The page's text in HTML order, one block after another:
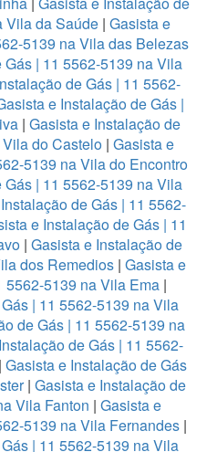
Vila da Saúde | Gasista e
5139 na Vila das Belezas
| 11 5562-5139 na Vila
de Gás | 11 5562-
e Instalação de Gás |
| Gasista e Instalação de
do Castelo | Gasista e
5139 na Vila do Encontro
| 11 5562-5139 na Vila
de Gás | 11 5562-
e Instalação de Gás | 11
| Gasista e Instalação de
dos Remedios | Gasista e
5562-5139 na Vila Ema |
| 11 5562-5139 na Vila
de Gás | 11 5562-5139 na
de Gás | 11 5562-
| Gasista e Instalação de Gás
| Gasista e Instalação de
Vila Fanton | Gasista e
5139 na Vila Fernandes |
| 11 5562-5139 na Vila